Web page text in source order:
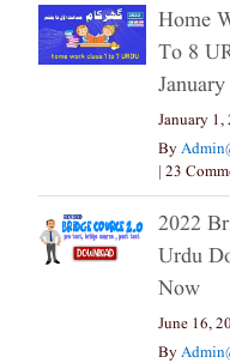
Home
To 8
January 1,
By
| 23
2022
Urdu
Now
June 16,
By